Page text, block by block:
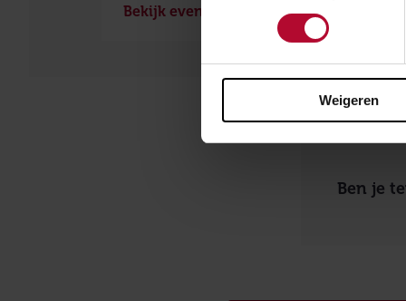
Weigeren
Bekijk evenement
Ben je